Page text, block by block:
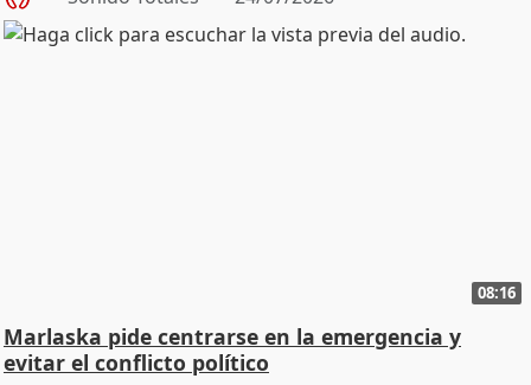
08:16
Marlaska pide centrarse en la emergencia y
evitar el conflicto político